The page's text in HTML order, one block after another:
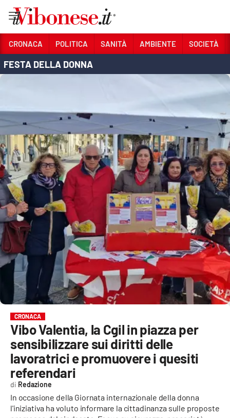
Sezioni
SANITÀ
AMBIENTE
SOCIETÀ
CULTURA
ECONOMIA E LAVORO
EVENTI
SPORT
Streaming
LAC TV
LAC NETWORK
LAC ONAIR
LaC
Network
LACPLAY.IT
CRONACA POLITICA SANITÀ AMBIENTE SOCIETÀ
FESTA DELLA DONNA
CRONACA
Vibo Valentia, la Cgil in piazza per
sensibilizzare sui diritti delle
lavoratrici e promuovere i quesiti
referendari
In occasione della Giornata internazionale della donna
l'iniziativa ha voluto informare la cittadinanza sulle proposte
Redazione